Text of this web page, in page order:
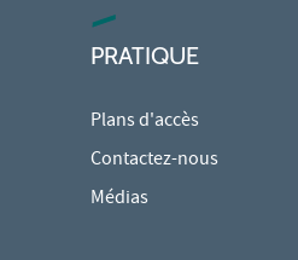
PRATIQUE
Plans d'accès
Contactez-nous
Médias